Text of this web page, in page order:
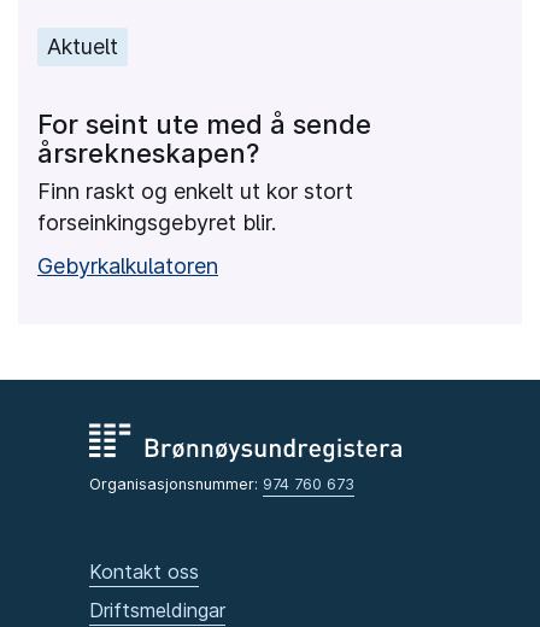
Aktuelt
For seint ute med å sende
årsrekneskapen?
Finn raskt og enkelt ut kor stort
forseinkingsgebyret blir.
Gebyrkalkulatoren
Organisasjonsnummer: 974 760 673
Kontakt oss
Driftsmeldingar